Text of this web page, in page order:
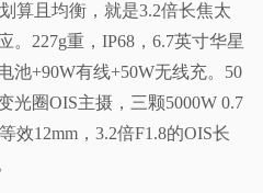
算且均衡，就是3.2倍长焦太
。227g重，IP68，6.7英寸华星
池+90W有线+50W无线充。50
光圈OIS主摄，三颗5000W 0.7
效12mm，3.2倍F1.8的OIS长